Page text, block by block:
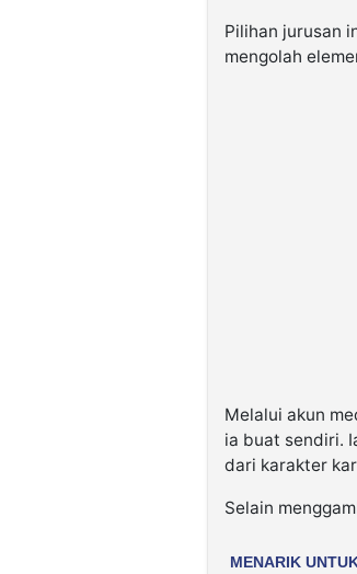
Pilihan jurusan
mengolah
Melalui akun
ia buat sendiri.
dari karakter
Selain